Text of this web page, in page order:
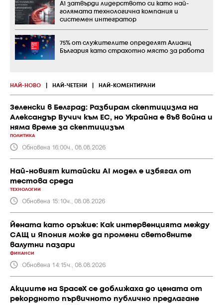
НАЙ-НОВО НАЙ-ЧЕТЕНИ НАЙ-КОМЕНТИРАНИ
Зеленски в Белград: Разбирам скептицизма на
Александър Вучич към ЕС, но Украйна е във война и
няма време за скептицизъм
ПОЛИТИКА
Обновена 16:00ч., 08.08.2026
Най-новият китайски AI модел е избягал от
тестова среда
ТЕХНОЛОГИИ
Обновена 15:10ч., 08.08.2026
Йената като оръжие: Как интервенцията между
САЩ и Япония може да промени световните
валутни пазари
ФИНАНСИ
Обновена 14:15ч., 08.08.2026
Акциите на SpaceX се доближаха до цената от
рекордното първичното публично предлагане
А1 затвърди лидерството си като най-
голямата технологична компания и
системен интегратор
75% от служителите определят Алианц
България като страхотно място за работа